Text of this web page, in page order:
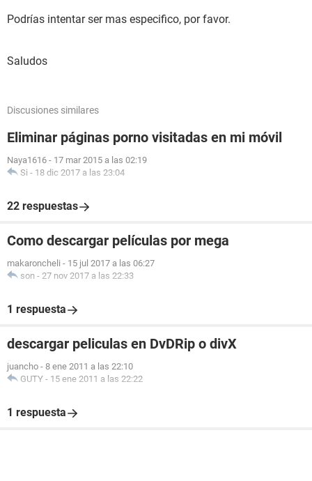
Podrías intentar ser mas especifico, por favor.
Saludos
Discusiones similares
Eliminar páginas porno visitadas en mi móvil
Naya1616 - 17 mar 2015 a las 02:19
Si - 18 dic 2017 a las 23:04
22 respuestas
Como descargar películas por mega
makaroncheli - 15 jul 2017 a las 06:27
son - 27 nov 2017 a las 22:33
1 respuesta
descargar peliculas en DvDRip o divX
juancho - 8 ene 2011 a las 22:10
GUTY - 15 ene 2011 a las 22:22
1 respuesta